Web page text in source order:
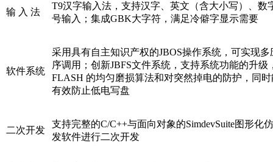
输 入 法
T9汉字输入法，支持汉字、英文（含大小写）、
号输入；集成GBK大字符，满足冷僻字显示需要
软件系统
采用具有自主知识产权的JBOS操作系统，可实现
序调用；创新JBFS文件系统，支持系统功能的升级
FLASH 的均匀磨损算法和对突然掉电的防护，同
有效防止低电写盘
二次开发
支持完整的C/C++与面向对象的SimdevSuite图形化
发软件进行二次开发